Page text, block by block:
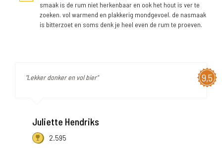
smaak is de rum niet herkenbaar en ook het hout is ver te
zoeken. vol warmend en plakkerig mondgevoel. de nasmaak
is bitterzoet en soms denk je heel even de rum te proeven.
9,5
"Lekker donker en vol bier"
Juliette Hendriks
2.595